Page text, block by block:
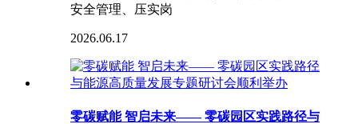
安全管理、压实岗
2026.06.17
零碳赋能 智启未来—— 零碳园区实践路径与